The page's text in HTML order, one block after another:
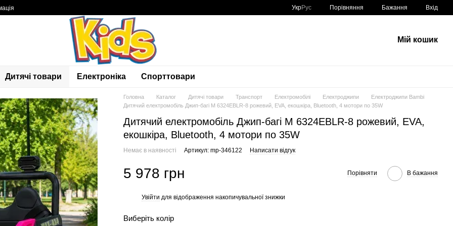
УкрРус Порівняння Бажання Вхід
Мій кошик
Дитячі товари Електроніка Спорттовари
Головна Каталог Дитячі товари Транспорт Електромобілі Електроджипи
Електроджипи Bambi
Дитячий електромобіль Джип-багі M 6324EBLR-8 рожевий, EVA, екошкіра, Bluetooth, 4 мотори по 35W
Дитячий електромобіль Джип-багі M 6324EBLR-8 рожевий, EVA,
екошкіра, Bluetooth, 4 мотори по 35W
Немає в наявності Артикул: mp-346122 Написати відгук
5 978 грн Порівняти В бажання
Увійти для відображення накопичувальної знижки
Виберіть колір